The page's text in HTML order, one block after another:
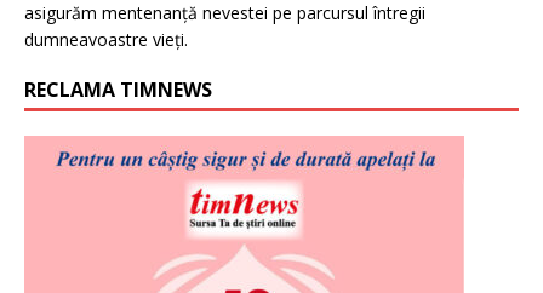
asigurăm mentenanță nevestei pe parcursul întregii
dumneavoastre vieți.
RECLAMA TIMNEWS